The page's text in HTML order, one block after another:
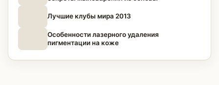
Лучшие клубы мира 2013
Особенности лазерного удаления
пигментации на коже